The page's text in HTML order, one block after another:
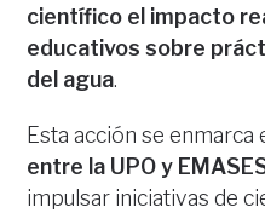
científico el impacto
educativos sobre
del agua.
Esta acción se enmarca
entre la UPO y
impulsar iniciativas de